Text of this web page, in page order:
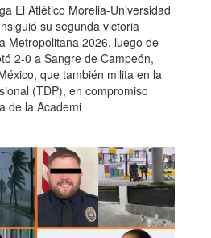
El Atlético Morelia-Universidad
su segunda victoria
Metropolitana 2026, luego de
2-0 a Sangre de Campeón,
que también milita en la
(TDP), en compromiso
de la Academi